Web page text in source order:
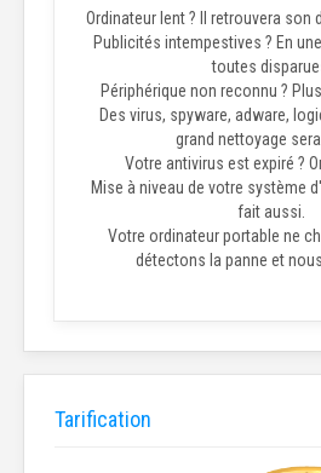
Ordinateur lent ? Il retrouvera son
Publicités intempestives ? En
toutes
Périphérique non reconnu ?
Des virus, spyware, adware,
grand nettoyage sera
Votre antivirus est expiré ?
Mise à niveau de votre système
fait aussi.
Votre ordinateur portable ne
détectons la panne et
Tarification